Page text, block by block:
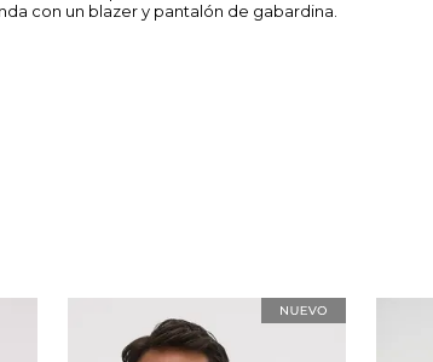
con un blazer y pantalón de gabardina.